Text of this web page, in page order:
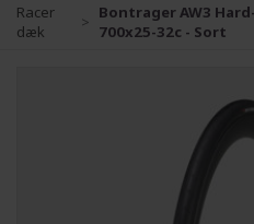
Racer
dæk
Bontrager AW3
700x25-32c - Sort